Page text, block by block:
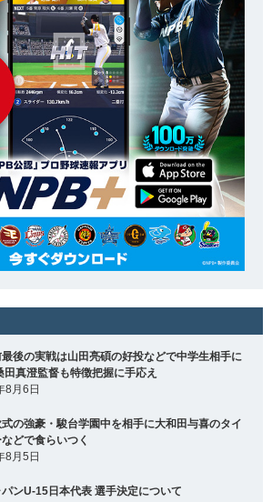
後の実戦は山田亮碩の好投などで中学生相手に
田真澄監督も特徴把握に手応え
8月6日
の強豪・駿台学園中を相手に大和田与喜のタイ
どで食らいつく
8月5日
ンU-15日本代表 選手決定について